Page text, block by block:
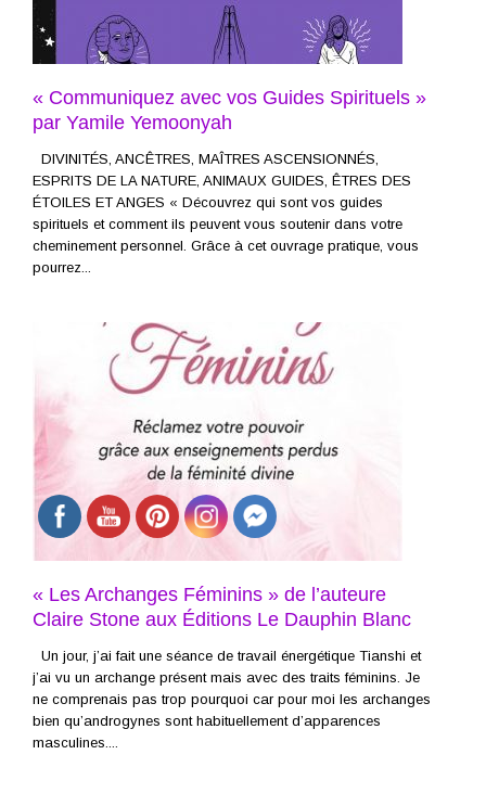
« Communiquez avec vos Guides Spirituels »
par Yamile Yemoonyah
DIVINITÉS, ANCÊTRES, MAÎTRES ASCENSIONNÉS,
ESPRITS DE LA NATURE, ANIMAUX GUIDES, ÊTRES DES
ÉTOILES ET ANGES « Découvrez qui sont vos guides
spirituels et comment ils peuvent vous soutenir dans votre
cheminement personnel. Grâce à cet ouvrage pratique, vous
pourrez...
« Les Archanges Féminins » de l’auteure
Claire Stone aux Éditions Le Dauphin Blanc
Un jour, j’ai fait une séance de travail énergétique Tianshi et
j’ai vu un archange présent mais avec des traits féminins. Je
ne comprenais pas trop pourquoi car pour moi les archanges
bien qu’androgynes sont habituellement d’apparences
masculines....